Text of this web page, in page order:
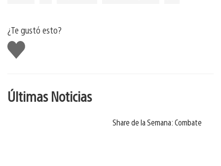
¿Te gustó esto?
Me
gusta
Últimas Noticias
Share de la Semana: Combate